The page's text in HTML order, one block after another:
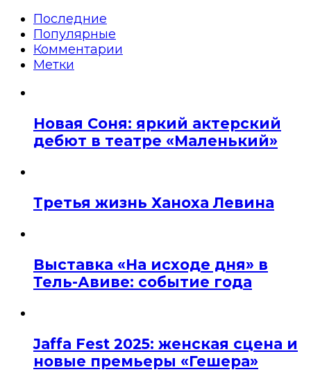
Последние
Популярные
Комментарии
Метки
Новая Соня: яркий актерский
дебют в театре «Маленький»
Третья жизнь Ханоха Левина
Выставка «На исходе дня» в
Тель-Авиве: событие года
Jaffa Fest 2025: женская сцена и
новые премьеры «Гешера»